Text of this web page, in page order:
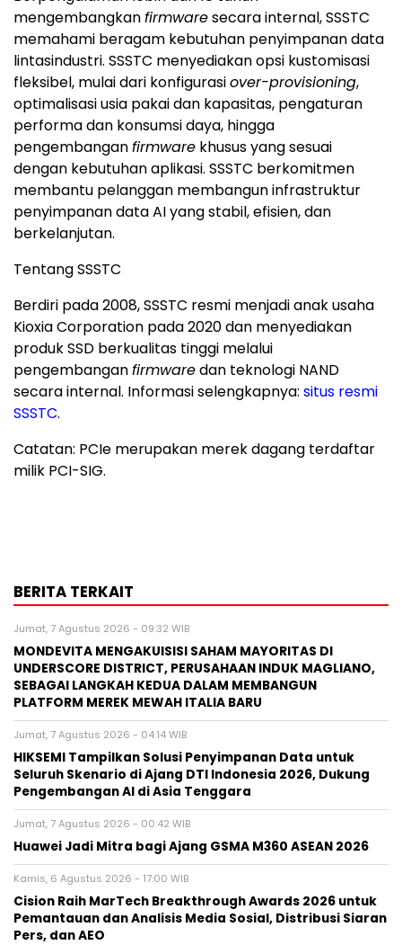
mengembangkanfirmwaresecara internal, SSSTC
memahami beragam kebutuhan penyimpanan data
lintasindustri. SSSTC menyediakan opsi kustomisasi
fleksibel, mulai dari konfigurasiover-provisioning,
optimalisasi usia pakai dan kapasitas, pengaturan
performa dan konsumsi daya, hingga
pengembanganfirmware khusus yang sesuai
dengan kebutuhan aplikasi. SSSTC berkomitmen
membantu pelanggan membangun infrastruktur
penyimpanan data AI yang stabil, efisien, dan
berkelanjutan.
Tentang SSSTC
Berdiri pada 2008, SSSTC resmi menjadi anak usaha
Kioxia Corporation pada 2020 dan menyediakan
produk SSD berkualitas tinggi melalui
pengembanganfirmwaredan teknologi NAND
secara internal. Informasi selengkapnya: situs resmi
SSSTC.
Catatan: PCIe merupakan merek dagang terdaftar
milik PCI-SIG.
BERITA TERKAIT
Jumat, 7 Agustus 2026 - 09:32 WIB
MONDEVITA MENGAKUISISI SAHAM MAYORITAS DI
UNDERSCORE DISTRICT, PERUSAHAAN INDUK MAGLIANO,
SEBAGAI LANGKAH KEDUA DALAM MEMBANGUN
PLATFORM MEREK MEWAH ITALIA BARU
Jumat, 7 Agustus 2026 - 04:14 WIB
HIKSEMI Tampilkan Solusi Penyimpanan Data untuk
Seluruh Skenario di Ajang DTI Indonesia 2026, Dukung
Pengembangan AI di Asia Tenggara
Jumat, 7 Agustus 2026 - 00:42 WIB
Huawei Jadi Mitra bagi Ajang GSMA M360 ASEAN 2026
Kamis, 6 Agustus 2026 - 17:00 WIB
Cision Raih MarTech Breakthrough Awards 2026 untuk
Pemantauan dan Analisis Media Sosial, Distribusi Siaran
Pers, dan AEO